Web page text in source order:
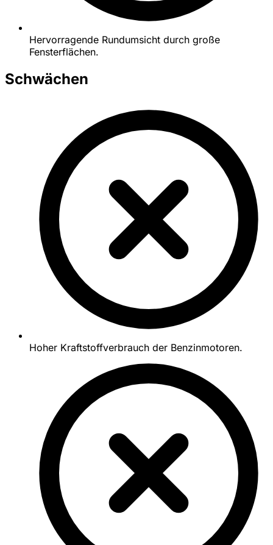
Hervorragende Rundumsicht durch große
Fensterflächen.
Schwächen
Hoher Kraftstoffverbrauch der Benzinmotoren.